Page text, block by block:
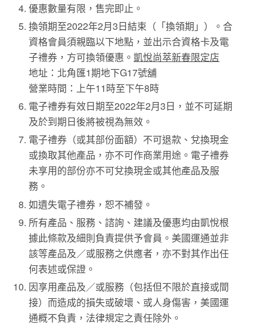
優惠數量有限，售完即止。
換領期至2022年2月3日結束（「換領期」）。合
資格會員須親臨以下地點，並出示合資格卡及電
子禮券，方可換領優惠。凱悅尚萃新春限定店
地址：北角匯1期地下G17號舖
營業時間：上午11時至下午8時
電子禮券有效日期至2022年2月3日，並不可延期
及於到期日後將被視為無效。
電子禮券（或其部份面額）不可退款、兌換現金
或換取其他產品，亦不可作商業用途。電子禮券
未享用的部份亦不可兌換現金或其他產品及服
務。
如遺失電子禮券，恕不補發。
所有產品、服務、諮詢、建議及優惠均由凱悅根
據此條款及細則負責提供予會員。美國運通並非
該等產品及／或服務之供應者，亦不對其作出任
何表述或保證。
因享用產品及／或服務（包括但不限於直接或間
接）而造成的損失或破壞、或人身傷害，美國運
通概不負責，法律規定之責任除外。